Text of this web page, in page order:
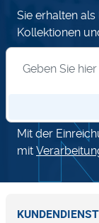
Sie erhalten
Kollektionen
Mit der
mit
KUNDENDIENST